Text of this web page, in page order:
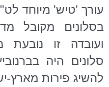
עורך 'טיש' מיוחד
בסלונים מקובל
ועובדה זו
סלונים היה
להשיג פירות מארץ-